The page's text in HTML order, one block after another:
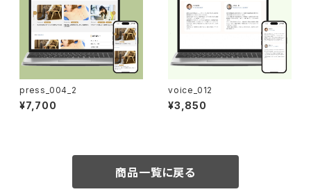
press_004_2
¥7,700
voice_012
¥3,850
商品一覧に戻る